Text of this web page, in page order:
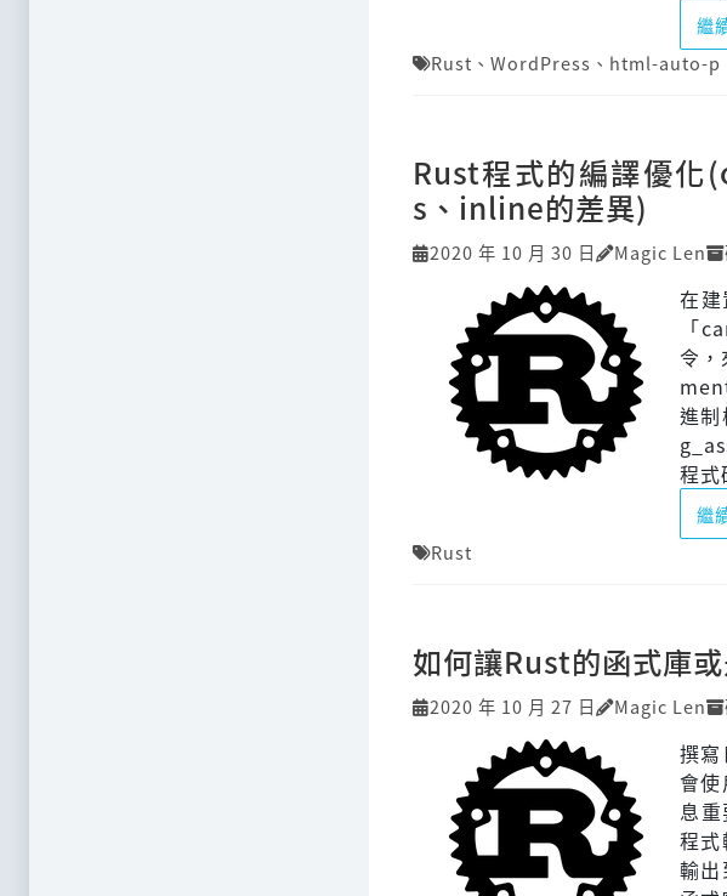
繼
Rust 、 WordPress 、 html-auto-p
Rust程式的編譯優
s、inline的差異)
2020 年 10 月 30 日 Magic Len
在
「
令
進
程
繼
Rust
如何讓Rust的函式庫
2020 年 10 月 27 日 Magic Len
撰
會
息
程
輸